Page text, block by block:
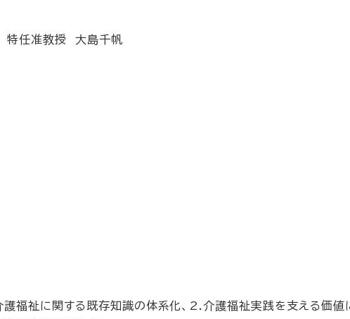
特任准教授 大島千帆
福祉に関する既存知識の体系化、2.介護福祉実践を支える価値